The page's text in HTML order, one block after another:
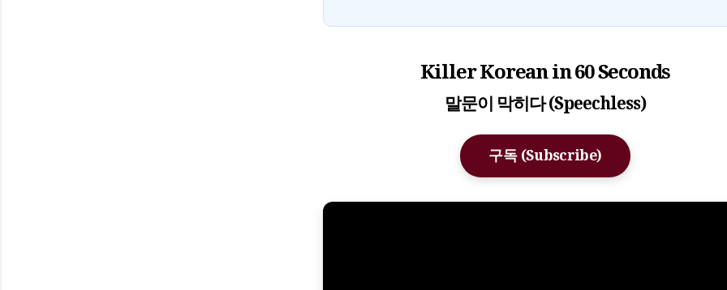
Killer Korean in 60 Seconds
말문이 막히다 (Speechless)
구독 (Subscribe)